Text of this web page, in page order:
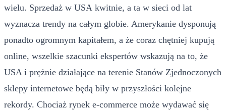
wielu. Sprzedaż w USA kwitnie, a ta w sieci od lat
wyznacza trendy na całym globie. Amerykanie dysponują
ponadto ogromnym kapitałem, a że coraz chętniej kupują
online, wszelkie szacunki ekspertów wskazują na to, że
USA i prężnie działające na terenie Stanów Zjednoczonych
sklepy internetowe będą biły w przyszłości kolejne
rekordy. Chociaż rynek e-commerce może wydawać się